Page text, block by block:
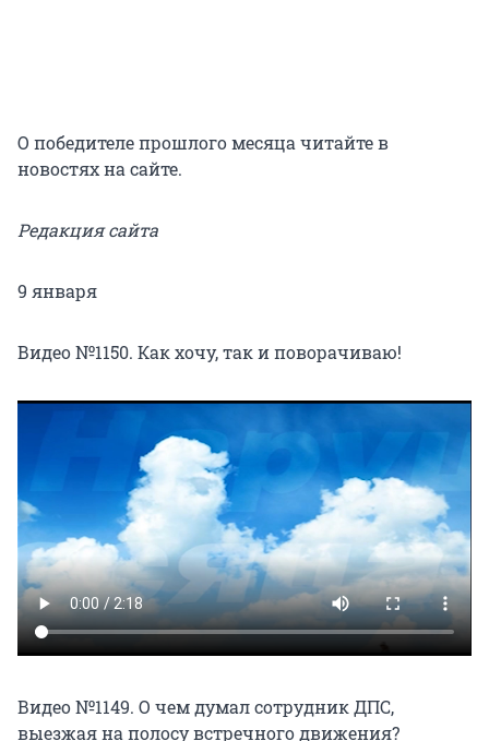
О победителе прошлого месяца читайте в
новостях на сайте.
Редакция сайта
9 января
Видео №1150. Как хочу, так и поворачиваю!
Видео №1149. О чем думал сотрудник ДПС,
выезжая на полосу встречного движения?